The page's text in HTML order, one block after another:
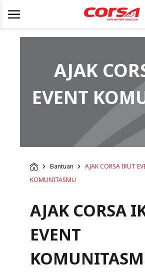
AJAK
EVENT
Bantuan
AJAK CORSA IKUT
KOMUNITASMU
AJAK CORSA
EVENT